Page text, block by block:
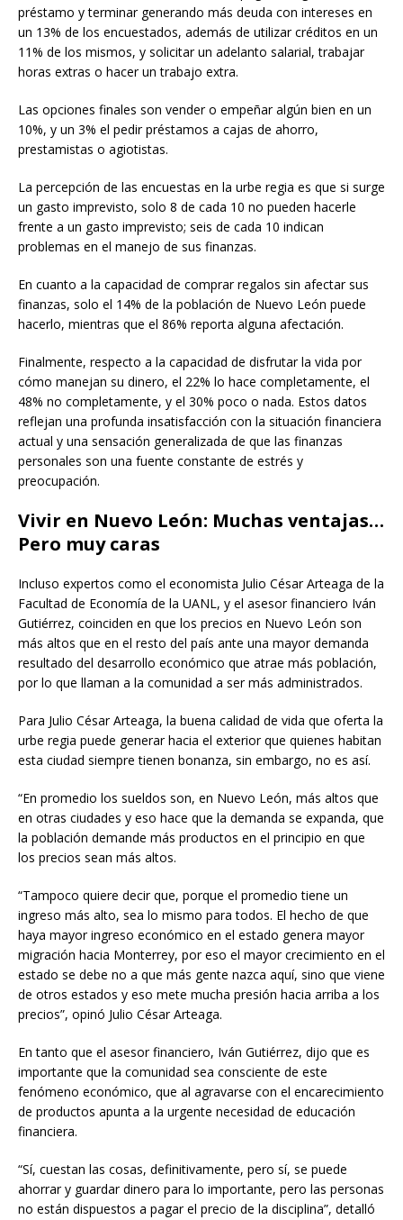
préstamo y terminar generando más deuda con intereses en
un 13% de los encuestados, además de utilizar créditos en un
11% de los mismos, y solicitar un adelanto salarial, trabajar
horas extras o hacer un trabajo extra.
Las opciones finales son vender o empeñar algún bien en un
10%, y un 3% el pedir préstamos a cajas de ahorro,
prestamistas o agiotistas.
La percepción de las encuestas en la urbe regia es que si surge
un gasto imprevisto, solo 8 de cada 10 no pueden hacerle
frente a un gasto imprevisto; seis de cada 10 indican
problemas en el manejo de sus finanzas.
En cuanto a la capacidad de comprar regalos sin afectar sus
finanzas, solo el 14% de la población de Nuevo León puede
hacerlo, mientras que el 86% reporta alguna afectación.
Finalmente, respecto a la capacidad de disfrutar la vida por
cómo manejan su dinero, el 22% lo hace completamente, el
48% no completamente, y el 30% poco o nada. Estos datos
reflejan una profunda insatisfacción con la situación financiera
actual y una sensación generalizada de que las finanzas
personales son una fuente constante de estrés y
preocupación.
Vivir en Nuevo León: Muchas ventajas…
Pero muy caras
Incluso expertos como el economista Julio César Arteaga de la
Facultad de Economía de la UANL, y el asesor financiero Iván
Gutiérrez, coinciden en que los precios en Nuevo León son
más altos que en el resto del país ante una mayor demanda
resultado del desarrollo económico que atrae más población,
por lo que llaman a la comunidad a ser más administrados.
Para Julio César Arteaga, la buena calidad de vida que oferta la
urbe regia puede generar hacia el exterior que quienes habitan
esta ciudad siempre tienen bonanza, sin embargo, no es así.
“En promedio los sueldos son, en Nuevo León, más altos que
en otras ciudades y eso hace que la demanda se expanda, que
la población demande más productos en el principio en que
los precios sean más altos.
“Tampoco quiere decir que, porque el promedio tiene un
ingreso más alto, sea lo mismo para todos. El hecho de que
haya mayor ingreso económico en el estado genera mayor
migración hacia Monterrey, por eso el mayor crecimiento en el
estado se debe no a que más gente nazca aquí, sino que viene
de otros estados y eso mete mucha presión hacia arriba a los
precios”, opinó Julio César Arteaga.
En tanto que el asesor financiero, Iván Gutiérrez, dijo que es
importante que la comunidad sea consciente de este
fenómeno económico, que al agravarse con el encarecimiento
de productos apunta a la urgente necesidad de educación
financiera.
“Sí, cuestan las cosas, definitivamente, pero sí, se puede
ahorrar y guardar dinero para lo importante, pero las personas
no están dispuestos a pagar el precio de la disciplina”, detalló